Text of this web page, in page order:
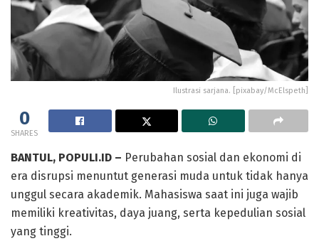
Ilustrasi sarjana. [pixabay/McElspeth]
0
SHARES
BANTUL, POPULI.ID – Perubahan sosial dan ekonomi di
era disrupsi menuntut generasi muda untuk tidak hanya
unggul secara akademik. Mahasiswa saat ini juga wajib
memiliki kreativitas, daya juang, serta kepedulian sosial
yang tinggi.